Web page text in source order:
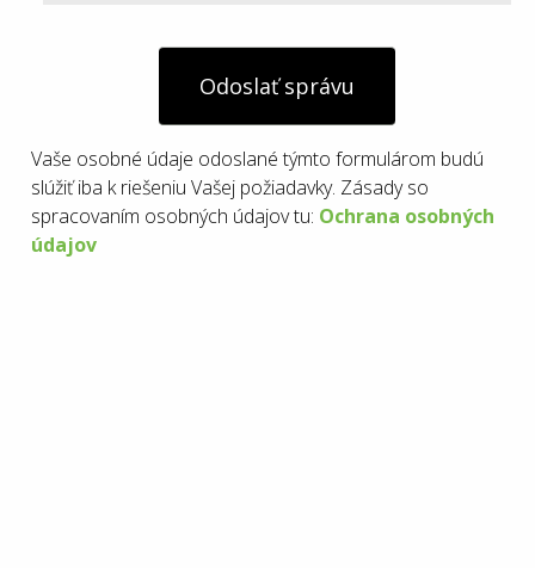
Odoslať správu
Vaše osobné údaje odoslané týmto formulárom budú
slúžiť iba k riešeniu Vašej požiadavky. Zásady so
spracovaním osobných údajov tu: Ochrana osobných
údajov